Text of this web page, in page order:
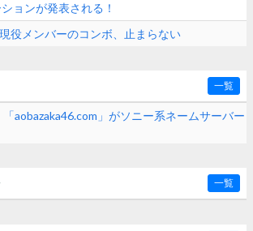
ョンが発表される！
役メンバーのコンボ、止まらない
一覧
「aobazaka46.com」がソニー系ネームサーバー
一覧